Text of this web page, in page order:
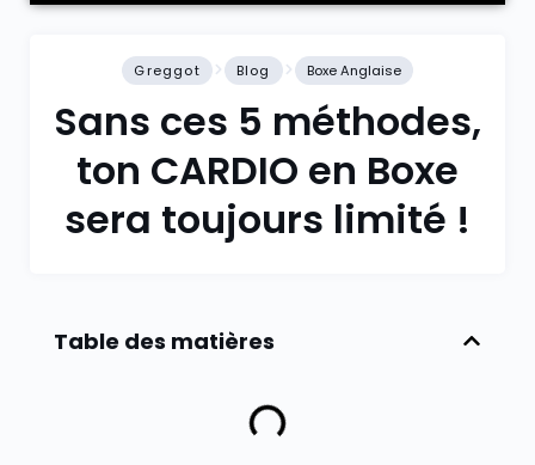
Greggot Blog Boxe Anglaise
Sans ces 5 méthodes,
ton CARDIO en Boxe
sera toujours limité !
Table des matières